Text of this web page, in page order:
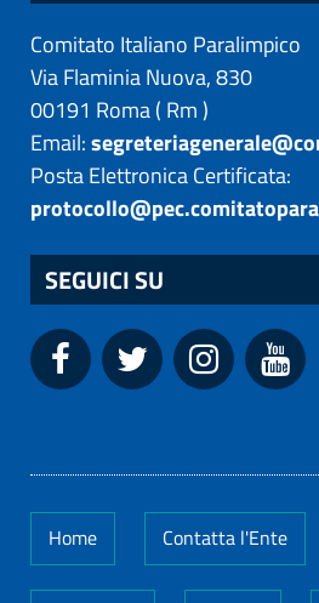
Comitato Italiano Paralimpico
Via Flaminia Nuova, 830
00191 Roma( Rm)
Email:
Posta Elettronica Certificata:
SEGUICI SU
Home Contatta l'Ente